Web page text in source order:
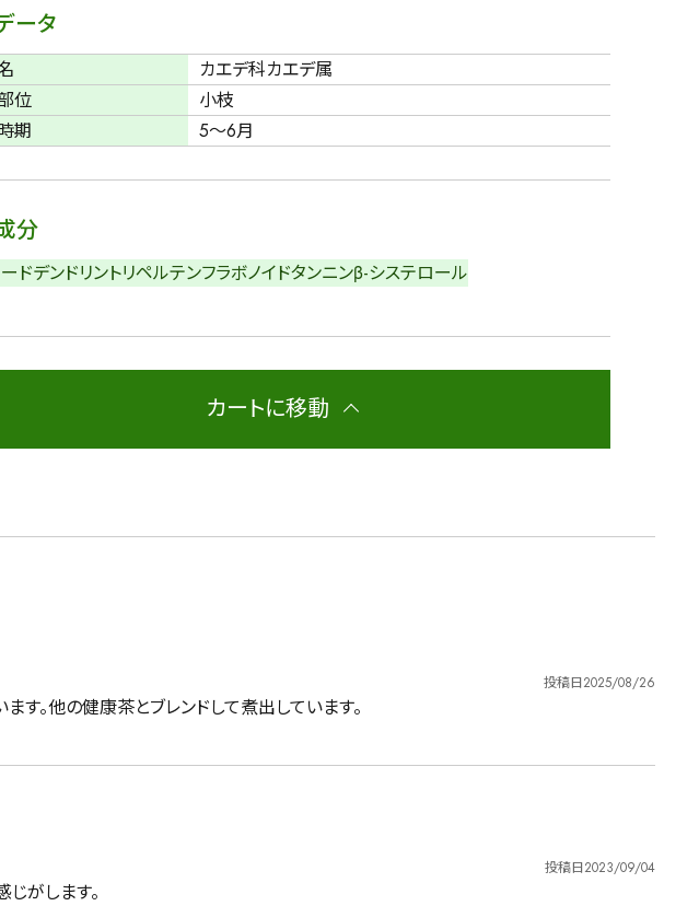
ータ
カエデ科カエデ属
位
小枝
期
5～6月
分
ドデンドリントリペルテンフラボノイドタンニンβ-システロール
カートに移動
投稿日2025/08/26
す。他の健康茶とブレンドして煮出しています。
投稿日2023/09/04
がします。